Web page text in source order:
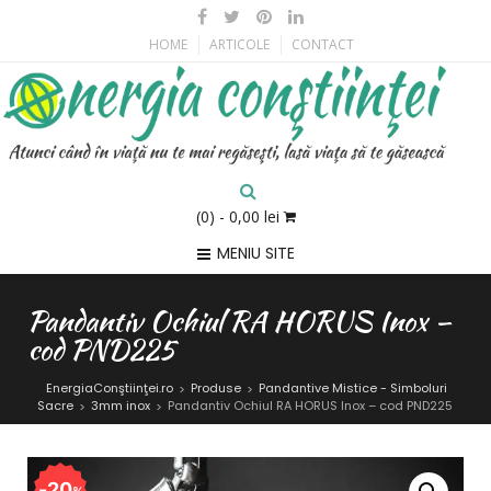
HOME ARTICOLE CONTACT
(0) - 0,00 lei
MENIU SITE
Pandantiv Ochiul RA HORUS Inox –
cod PND225
EnergiaConştiinţei.ro > Produse > Pandantive Mistice - Simboluri
Sacre > 3mm inox > Pandantiv Ochiul RA HORUS Inox – cod PND225